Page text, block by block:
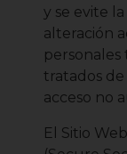
y se evite
alteración
personales
tratados
acceso no
El Sitio